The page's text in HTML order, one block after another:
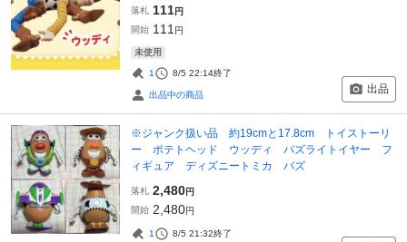
落札 111円
開始 111 円
未使用
1 8/5 22:14終了
出品中の商品 出品
※ジャンク扱い品 約19cmと17.8cm トイストーリ
ー ポテトヘッド ウッディ バズライトイヤー フ
ィギュア ディズニートミカ バズ
落札 2,480円
開始 2,480円
1 8/5 21:32終了